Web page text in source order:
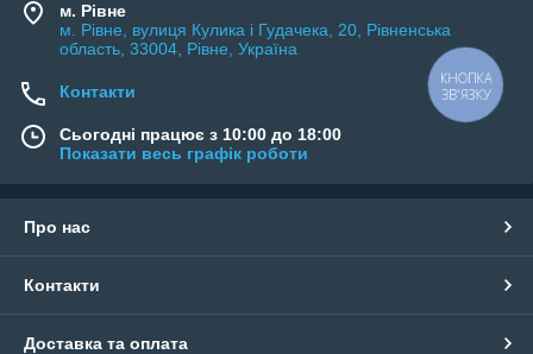
м. Рівне
м. Рівне, вулиця Кулика і Гудачека, 20, Рівненська
область, 33004, Рівне, Україна
Контакти
Сьогодні працює з 10:00 до 18:00
Показати весь графік роботи
Про нас
Контакти
Доставка та оплата
КНОПКА
ЗВ'ЯЗКУ